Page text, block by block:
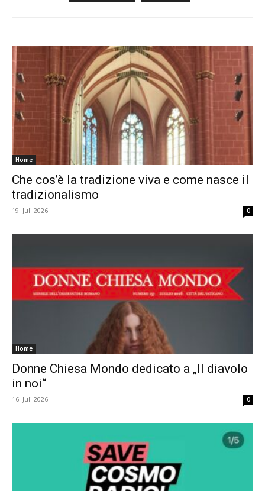
Home
Che cos’è la tradizione viva e come nasce il
tradizionalismo
19. Juli 2026 0
Home
Donne Chiesa Mondo dedicato a „Il diavolo
in noi“
16. Juli 2026 0